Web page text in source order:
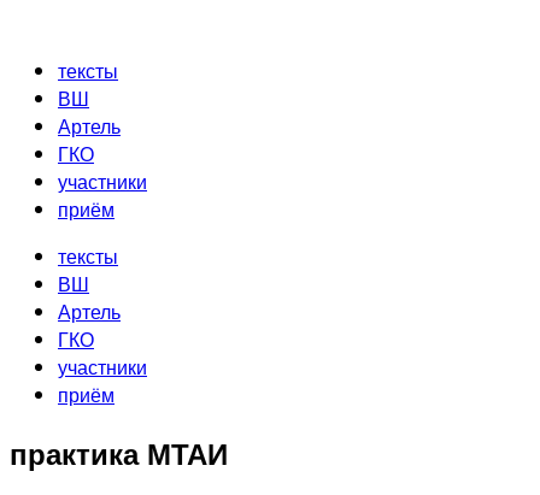
содержимому
тексты
ВШ
Артель
ГКО
участники
приём
тексты
ВШ
Артель
ГКО
участники
приём
практика МТАИ